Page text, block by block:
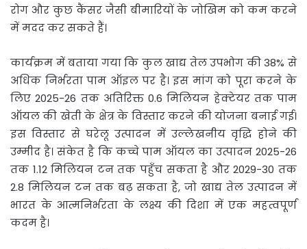
रोग और कुछ कैंसर जैसी बीमारियों के जोखिम को कम करने
में मदद कर सकते हैं।
कार्यक्रम में बताया गया कि कुल खाद्य तेल उपभोग की 38% से
अधिक निर्भरता पाम ऑइल पर है। इस मांग को पूरा करने के
लिए 2025-26 तक अतिरिक्त 0.6 मिलियन हेक्टेयर तक पाम
ऑयल की खेती के क्षेत्र के विस्तार करने की योजना बनाई गई।
इस विस्तार से घरेलू उत्पादन में उल्लेखनीय वृद्धि होने की
उम्मीद है। संकेत है कि कच्चे पाम ऑयल का उत्पादन 2025-26
तक 1.12 मिलियन टन तक पहुँच सकता है और 2029-30 तक
2.8 मिलियन टन तक बढ़ सकता है, जो खाद्य तेल उत्पादन में
भारत के आत्मनिर्भरता के लक्ष्य की दिशा में एक महत्वपूर्ण
कदम है।